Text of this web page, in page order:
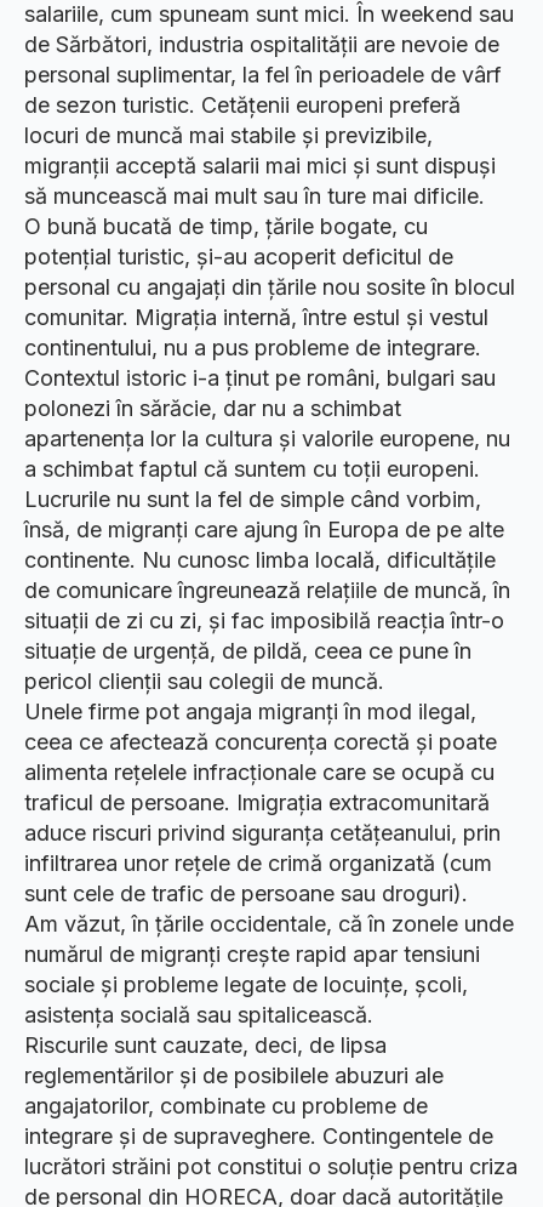
salariile, cum spuneam sunt mici. În weekend sau
de Sărbători, industria ospitalității are nevoie de
personal suplimentar, la fel în perioadele de vârf
de sezon turistic. Cetățenii europeni preferă
locuri de muncă mai stabile și previzibile,
migranții acceptă salarii mai mici și sunt dispuși
să muncească mai mult sau în ture mai dificile.
O bună bucată de timp, țările bogate, cu
potențial turistic, și-au acoperit deficitul de
personal cu angajați din țările nou sosite în blocul
comunitar. Migrația internă, între estul și vestul
continentului, nu a pus probleme de integrare.
Contextul istoric i-a ținut pe români, bulgari sau
polonezi în sărăcie, dar nu a schimbat
apartenența lor la cultura și valorile europene, nu
a schimbat faptul că suntem cu toții europeni.
Lucrurile nu sunt la fel de simple când vorbim,
însă, de migranți care ajung în Europa de pe alte
continente. Nu cunosc limba locală, dificultățile
de comunicare îngreunează relațiile de muncă, în
situații de zi cu zi, și fac imposibilă reacția într-o
situație de urgență, de pildă, ceea ce pune în
pericol clienții sau colegii de muncă.
Unele firme pot angaja migranți în mod ilegal,
ceea ce afectează concurența corectă și poate
alimenta rețelele infracționale care se ocupă cu
traficul de persoane. Imigrația extracomunitară
aduce riscuri privind siguranța cetățeanului, prin
infiltrarea unor rețele de crimă organizată (cum
sunt cele de trafic de persoane sau droguri).
Am văzut, în țările occidentale, că în zonele unde
numărul de migranți crește rapid apar tensiuni
sociale și probleme legate de locuințe, școli,
asistența socială sau spitalicească.
Riscurile sunt cauzate, deci, de lipsa
reglementărilor și de posibilele abuzuri ale
angajatorilor, combinate cu probleme de
integrare și de supraveghere. Contingentele de
lucrători străini pot constitui o soluție pentru criza
de personal din HORECA, doar dacă autoritățile